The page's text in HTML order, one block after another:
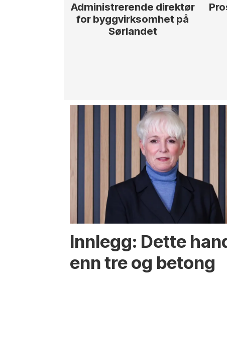
Administrerende direktør
for byggvirksomhet på
Sørlandet
Innlegg: Dette
enn tre og betong